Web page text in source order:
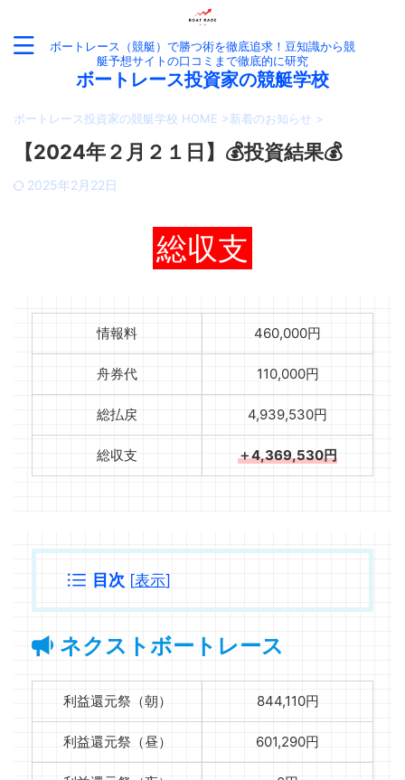
ボートレース（競艇）で勝つ術を徹底追求！豆知識から競
艇予想サイトの口コミまで徹底的に研究
ボートレース投資家の競艇学校
ボートレース投資家の競艇学校 HOME >新着のお知らせ >
【2024年２月２１日】💰投資結果💰
2025年2月22日
総収支
情報料 460,000円
舟券代 110,000円
総払戻 4,939,530円
総収支 ＋4,369,530円
目次 [表示]
ネクストボートレース
利益還元祭（朝） 844,110円
利益還元祭（昼） 601,290円